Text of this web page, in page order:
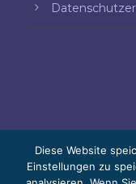
Diese Website
Einstellungen zu